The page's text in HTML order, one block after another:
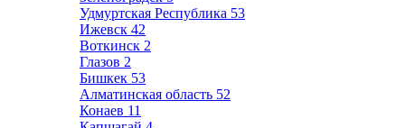
Удмуртская Республика 53
Ижевск 42
Воткинск 2
Глазов 2
Бишкек 53
Алматинская область 52
Конаев 11